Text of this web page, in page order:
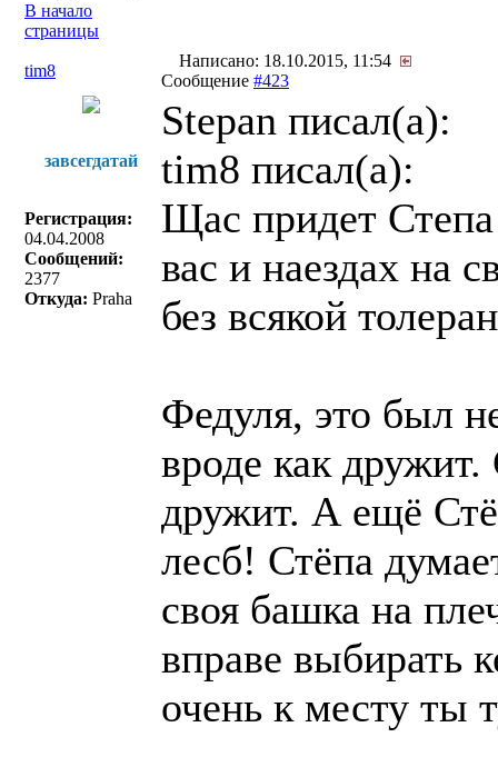
В начало
страницы
tim8
Написано: 18.10.2015, 11:54
Сообщение #423
завсегдатай
Регистрация:
04.04.2008
Сообщений:
2377
Откуда: Praha
Stepan писал(a):
tim8 писал(a):
Щас придет Степа
вас и наездах на
без всякой
Федуля, это был
вроде как
дружит. А ещё
лесб! Стёпа
своя башка на
вправе выбирать
очень к месту ты